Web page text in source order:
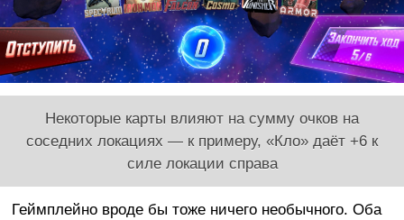
Некоторые карты влияют на сумму очков на
соседних локациях — к примеру, «Кло» даёт +6 к
силе локации справа
Геймплейно вроде бы тоже ничего необычного. Оба